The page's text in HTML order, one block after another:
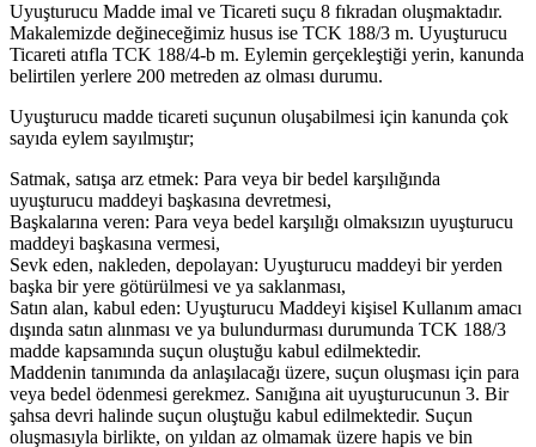
Uyuşturucu Madde imal ve Ticareti suçu 8 fıkradan oluşmaktadır.
Makalemizde değineceğimiz husus ise TCK 188/3 m. Uyuşturucu
Ticareti atıfla TCK 188/4-b m. Eylemin gerçekleştiği yerin, kanunda
belirtilen yerlere 200 metreden az olması durumu.
Uyuşturucu madde ticareti suçunun oluşabilmesi için kanunda çok
sayıda eylem sayılmıştır;
Satmak, satışa arz etmek: Para veya bir bedel karşılığında
uyuşturucu maddeyi başkasına devretmesi,
Başkalarına veren: Para veya bedel karşılığı olmaksızın uyuşturucu
maddeyi başkasına vermesi,
Sevk eden, nakleden, depolayan: Uyuşturucu maddeyi bir yerden
başka bir yere götürülmesi ve ya saklanması,
Satın alan, kabul eden: Uyuşturucu Maddeyi kişisel Kullanım amacı
dışında satın alınması ve ya bulundurması durumunda TCK 188/3
madde kapsamında suçun oluştuğu kabul edilmektedir.
Maddenin tanımında da anlaşılacağı üzere, suçun oluşması için para
veya bedel ödenmesi gerekmez. Sanığına ait uyuşturucunun 3. Bir
şahsa devri halinde suçun oluştuğu kabul edilmektedir. Suçun
oluşmasıyla birlikte, on yıldan az olmamak üzere hapis ve bin